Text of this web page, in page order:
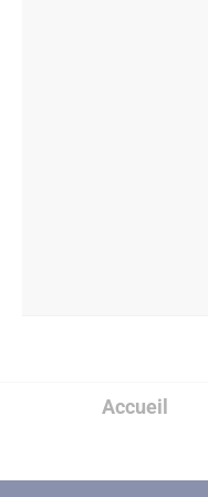
Accueil